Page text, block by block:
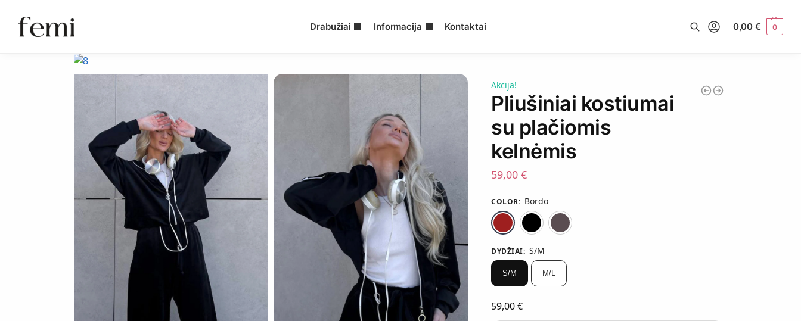
Drabužiai Informacija Kontaktai
Paieška
0,00€ 0
Akcija!
Pliušiniai kostiumai
su plačiomis
kelnėmis
59,00€
COLOR: Bordo
Bordo
DYDŽIAI: S/M
S/M M/L
59,00€